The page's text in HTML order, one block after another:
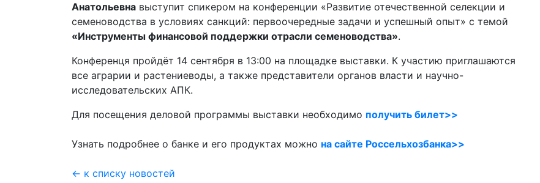
Анатольевна выступит спикером на конференции «Развитие отечественной селекции и
семеноводства в условиях санкций: первоочередные задачи и успешный опыт» с темой
«Инструменты финансовой поддержки отрасли семеноводства».
Конференця пройдёт 14 сентября в 13:00 на площадке выставки. К участию приглашаются
все аграрии и растениеводы, а также представители органов власти и научно-
исследовательских АПК.
Для посещения деловой программы выставки необходимо получить билет>>
Узнать подробнее о банке и его продуктах можно на сайте Россельхозбанка>>
← к списку новостей